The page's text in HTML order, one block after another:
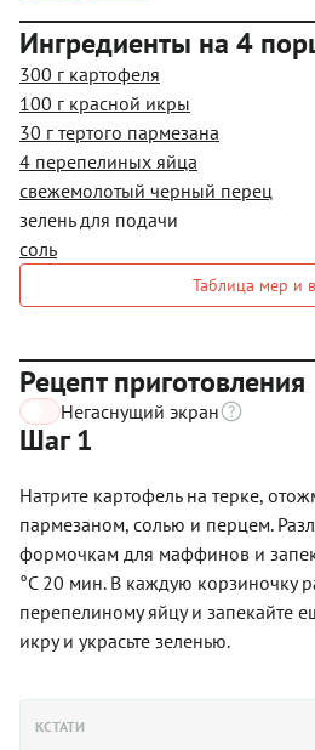
Ингредиенты на 4
300 г картофеля
100 г красной икры
30 г тертого пармезана
4 перепелиных яйца
свежемолотый черный перец
зелень для подачи
соль
Таблица мер и
Рецепт приготовления
Негаснущий экран
Шаг 1
Натрите картофель на терке,
пармезаном, солью и перцем.
формочкам для маффинов и
°С 20 мин. В каждую корзиночку
перепелиному яйцу и запекайте
икру и украсьте зеленью.
КСТАТИ